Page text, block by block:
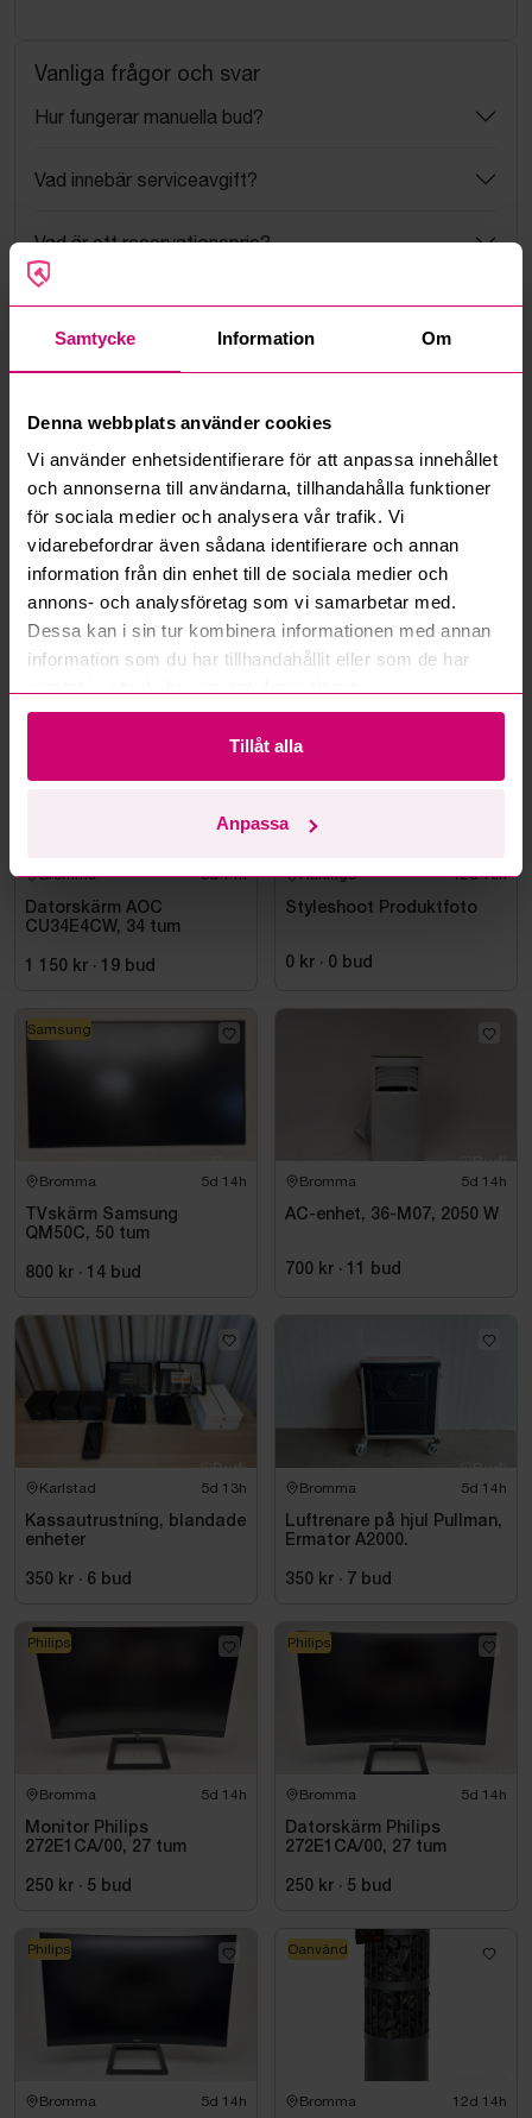
Samtycke Information Om
Denna webbplats använder cookies
Vi använder enhetsidentifierare för att anpassa innehållet
och annonserna till användarna, tillhandahålla funktioner
för sociala medier och analysera vår trafik. Vi
vidarebefordrar även sådana identifierare och annan
information från din enhet till de sociala medier och
annons- och analysföretag som vi samarbetar med.
Dessa kan i sin tur kombinera informationen med annan
information som du har tillhandahållit eller som de har
Tillåt alla
Anpassa
Vanliga frågor och svar
Hur fungerar manuella bud?
Vad innebär serviceavgift?
Vad är ett reservationspris?
Hur fungerar maxbud?
Hur fungerar budmotorn?
Kan jag ångra ett bud?
Kan ni frakta mina vunna objekt?
Läs fler frågor och svar
Mer från samma kategori
Bromma 5d 14h
Datorskärm AOC
CU34E4CW, 34 tum
1 150 kr · 19 bud
Haninge 12d 15h
Styleshoot Produktfoto
0 kr · 0 bud
Bromma 5d 14h
TVskärm Samsung
QM50C, 50 tum
800 kr · 14 bud
Samsung
Bromma 5d 14h
AC-enhet, 36-M07, 2050 W
700 kr · bud
Karlstad 5d 13h
Kassautrustning, blandade
enheter
350 kr · 6 bud
Bromma 5d 14h
Luftrenare på hjul Pullman,
Ermator A2000.
350 kr · 7 bud
Bromma 5d 14h
Monitor Philips
272E1CA/00, 27 tum
250 kr · 5 bud
Philips
Bromma 5d 14h
Datorskärm Philips
272E1CA/00, 27 tum
250 kr · 5 bud
Philips
Bromma 5d 14h
Philips
Bromma 12d 14h
Oanvänd